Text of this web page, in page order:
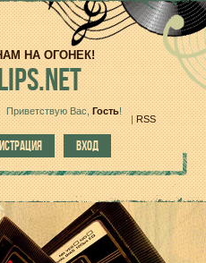
НА ОГОНЕК!
Приветствую Вас Гость!
|RSS
ВХОД